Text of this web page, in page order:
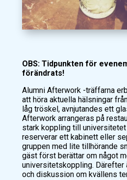
OBS: Tidpunkten för
förändrats!
Alumni Afterwork -träffarna
att höra aktuella hälsningar
låg tröskel, avnjutandes ett
Afterwork arrangeras på
stark koppling till
reserverar ett kabinett eller
gruppen med lite tillhörande
gäst först berättar om något
universitetskoppling. Därefter
och diskussion om kvällens